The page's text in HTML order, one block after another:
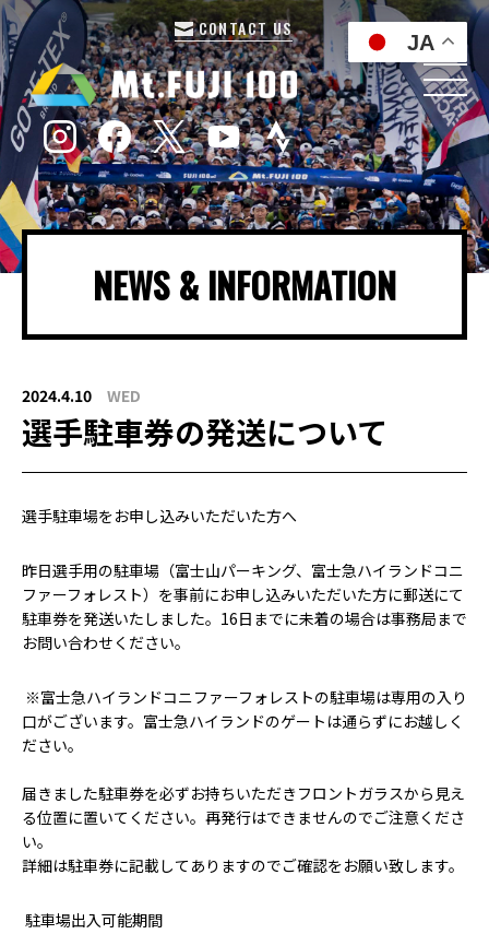
CONTACT US
NEWS & INFORMATION
2024.4.10 WED
選手駐車券の発送について
選手駐車場をお申し込みいただいた方へ
昨日選手用の駐車場（富士山パーキング、富士急ハイランドコニ
ファーフォレスト）を事前にお申し込みいただいた方に郵送にて
駐車券を発送いたしました。16日までに未着の場合は事務局まで
お問い合わせください。
※富士急ハイランドコニファーフォレストの駐車場は専用の入り
口がございます。富士急ハイランドのゲートは通らずにお越しく
ださい。
届きました駐車券を必ずお持ちいただきフロントガラスから見え
る位置に置いてください。再発行はできませんのでご注意くださ
い。
詳細は駐車券に記載してありますのでご確認をお願い致します。
駐車場出入可能期間
JA